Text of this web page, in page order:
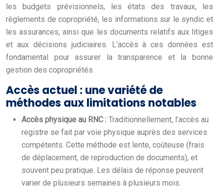
les budgets prévisionnels, les états des travaux, les
règlements de copropriété, les informations sur le syndic et
les assurances, ainsi que les documents relatifs aux litiges
et aux décisions judiciaires. L’accès à ces données est
fondamental pour assurer la transparence et la bonne
gestion des copropriétés.
Accès actuel : une variété de
méthodes aux limitations notables
Accès physique au RNC : Traditionnellement, l’accès au
registre se fait par voie physique auprès des services
compétents. Cette méthode est lente, coûteuse (frais
de déplacement, de reproduction de documents), et
souvent peu pratique. Les délais de réponse peuvent
varier de plusieurs semaines à plusieurs mois.